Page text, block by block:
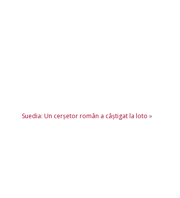
Suedia: Un cerșetor român a câștigat la loto »